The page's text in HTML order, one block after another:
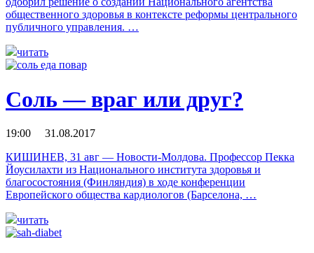
общественного здоровья в контексте реформы центрального
публичного управления. …
читать
Соль — враг или друг?
19:00 31.08.2017
КИШИНЕВ, 31 авг — Новости-Молдова. Профессор Пекка
Йоусилахти из Национального института здоровья и
благосостояния (Финляндия) в ходе конференции
Европейского общества кардиологов (Барселона, …
читать